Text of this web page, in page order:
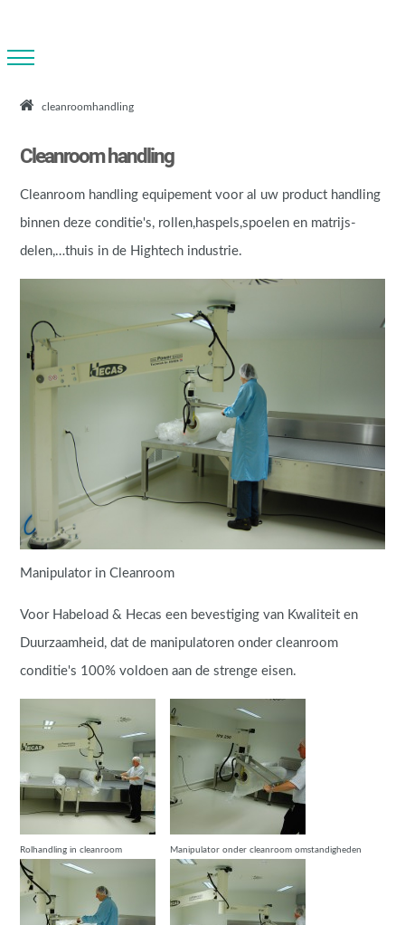
cleanroomhandling
Cleanroom handling
Cleanroom handling equipement voor al uw product handling
binnen deze conditie's, rollen,haspels,spoelen en matrijs-
delen,…thuis in de Hightech industrie.
Manipulator in Cleanroom
Voor Habeload & Hecas een bevestiging van Kwaliteit en
Duurzaamheid, dat de manipulatoren onder cleanroom
conditie's 100% voldoen aan de strenge eisen.
Rolhandling in cleanroom Manipulator onder cleanroom omstandigheden